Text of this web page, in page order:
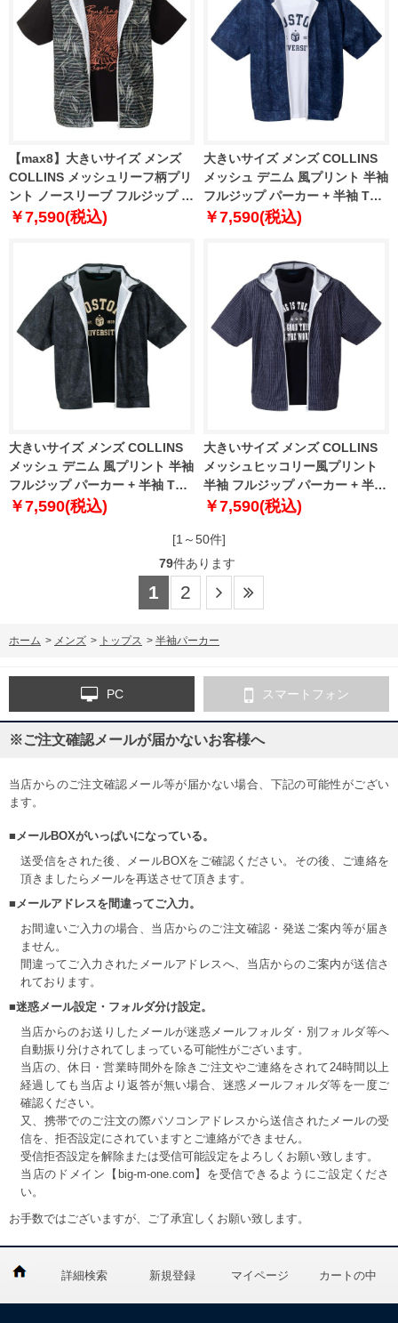
【max8】大きいサイズ メンズ
COLLINS メッシュリーフ柄プリ
ント ノースリーブ フルジップ パ
ーカー + 半袖 Tシャツ ブラック
￥7,590(税込)
大きいサイズ メンズ COLLINS
メッシュ デニム 風プリント 半袖
フルジップ パーカー + 半袖 Tシ
ャツ ネイビー × ホワイト 1258-
￥7,590(税込)
大きいサイズ メンズ COLLINS
メッシュ デニム 風プリント 半袖
フルジップ パーカー + 半袖 Tシ
ャツ ブラック × ブラック 1258-
￥7,590(税込)
大きいサイズ メンズ COLLINS
メッシュヒッコリー風プリント
半袖 フルジップ パーカー + 半袖
Tシャツ ブラック × ブラック
￥7,590(税込)
[1～50件]
79件あります
1 2
ホーム > メンズ > トップス > 半袖パーカー
PC スマートフォン
※ご注文確認メールが届かないお客様へ
当店からのご注文確認メール等が届かない場合、下記の可能性がござい
ます。
■メールBOXがいっぱいになっている。
送受信をされた後、メールBOXをご確認ください。その後、ご連絡を
頂きましたらメールを再送させて頂きます。
■メールアドレスを間違ってご入力。
お間違いご入力の場合、当店からのご注文確認・発送ご案内等が届き
ません。
間違ってご入力されたメールアドレスへ、当店からのご案内が送信さ
れております。
■迷惑メール設定・フォルダ分け設定。
当店からのお送りしたメールが迷惑メールフォルダ・別フォルダ等へ
自動振り分けされてしまっている可能性がございます。
当店の、休日・営業時間外を除きご注文やご連絡をされて24時間以上
経過しても当店より返答が無い場合、迷惑メールフォルダ等を一度ご
確認ください。
又、携帯でのご注文の際パソコンアドレスから送信されたメールの受
信を、拒否設定にされていますとご連絡ができません。
受信拒否設定を解除または受信可能設定をよろしくお願い致します。
当店のドメイン【big-m-one.com】を受信できるようにご設定くださ
い。
お手数ではございますが、ご了承宜しくお願い致します。
詳細検索 新規登録 マイページ カートの中